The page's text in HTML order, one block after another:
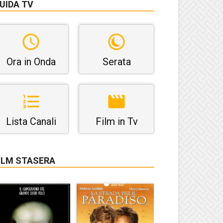
TV
Ora in Onda Serata
Lista Canali Film in Tv
STASERA